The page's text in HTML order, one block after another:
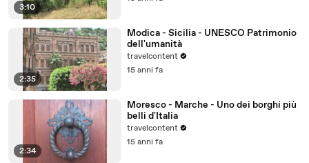
3:10
2:35
Modica - Sicilia - UNESCO Patrimonio
dell'umanità
travelcontent
15 anni fa
2:34
Moresco - Marche - Uno dei borghi più
belli d'Italia
travelcontent
15 anni fa